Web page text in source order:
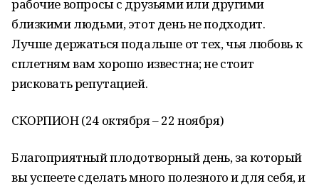
рабочие вопросы с друзьями или другими
близкими людьми, этот день не подходит.
Лучше держаться подальше от тех, чья любовь к
сплетням вам хорошо известна; не стоит
рисковать репутацией.
СКОРПИОН (24 октября – 22 ноября)
Благоприятный плодотворный день, за который
вы успеете сделать много полезного и для себя, и